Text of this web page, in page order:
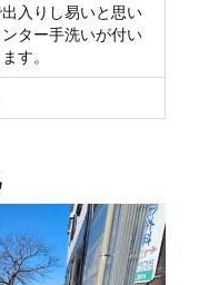
入りし易いと思い
ター手洗いが付い
す。